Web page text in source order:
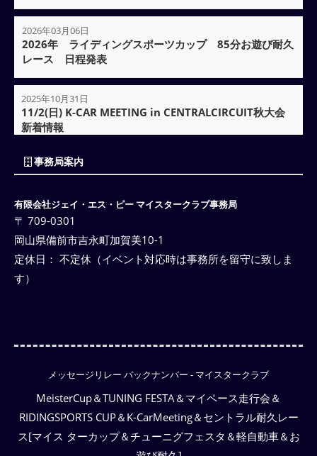
2026年03月06日
2026年 ライディングスポーツカップ 85分お遊び耐久
レース 日程発表
2025年10月31日
11/2(日) K-CAR MEETING in CENTRALCIRCUIT秋大会
新着情報
事務局案内
有限会社ジェイ・エス・ピー マイスタークラブ事務局
〒 709-0301
岡山県備前市吉永町加賀美10-1
定休日： 不定休（イベント対応時は事務所を留守に致しま
す）
メッセージリレー バックナンバー - マイスタークラブ
MeisterCup＆TUNING FESTA＆マイペース走行会＆
RIDINGSPORTS CUP＆K-CarMeeting＆セントラル耐久レー
ス[マイス ターカップ＆チューニグフェスタ＆軽自動車＆お